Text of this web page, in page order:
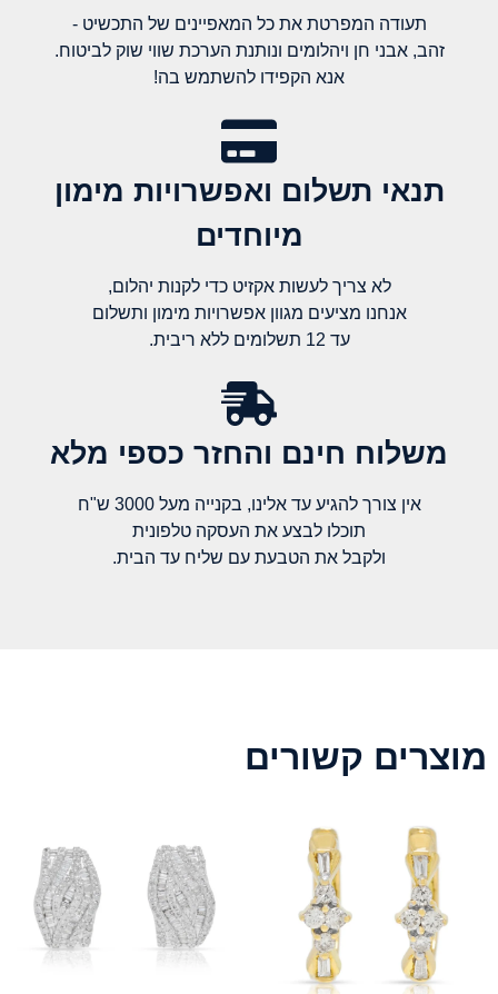
תעודה המפרטת את כל המאפיינים של התכשיט -
זהב, אבני חן ויהלומים ונותנת הערכת שווי שוק לביטוח.
אנא הקפידו להשתמש בה!
תנאי תשלום ואפשרויות מימון
מיוחדים
לא צריך לעשות אקזיט כדי לקנות יהלום,
אנחנו מציעים מגוון אפשרויות מימון ותשלום
עד 12 תשלומים ללא ריבית.
משלוח חינם והחזר כספי מלא​
אין צורך להגיע עד אלינו, בקנייה מעל 3000 ש"ח
תוכלו לבצע את העסקה טלפונית
ולקבל את הטבעת עם שליח עד הבית.
מוצרים קשורים